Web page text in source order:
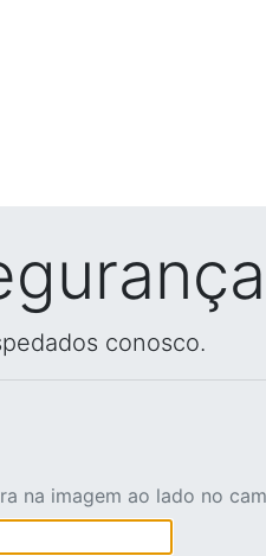
conosco.
na imagem ao lado no